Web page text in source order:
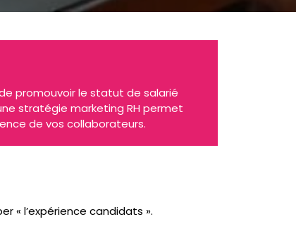
promouvoir le statut de salarié
stratégie marketing RH permet
de vos collaborateurs.
« l’expérience candidats ».